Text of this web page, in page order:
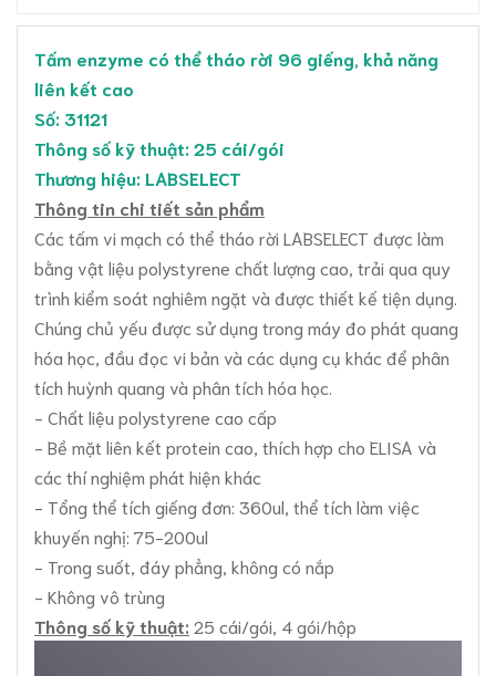
Tấm enzyme có thể tháo rời 96 giếng, khả năng
liên kết cao
Số: 31121
Thông số kỹ thuật: 25 cái/gói
Thương hiệu: LABSELECT
Thông tin chi tiết sản phẩm
Các tấm vi mạch có thể tháo rời LABSELECT được làm
bằng vật liệu polystyrene chất lượng cao, trải qua quy
trình kiểm soát nghiêm ngặt và được thiết kế tiện dụng.
Chúng chủ yếu được sử dụng trong máy đo phát quang
hóa học, đầu đọc vi bản và các dụng cụ khác để phân
tích huỳnh quang và phân tích hóa học.
- Chất liệu polystyrene cao cấp
- Bề mặt liên kết protein cao, thích hợp cho ELISA và
các thí nghiệm phát hiện khác
- Tổng thể tích giếng đơn: 360ul, thể tích làm việc
khuyến nghị: 75-200ul
- Trong suốt, đáy phẳng, không có nắp
- Không vô trùng
Thông số kỹ thuật: 25 cái/gói, 4 gói/hộp